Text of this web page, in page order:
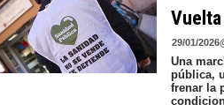
29/01/2026
Una
pública,
frenar la